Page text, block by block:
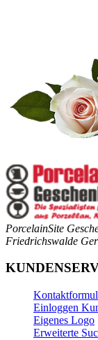
PorcelainSite
Friedrichswalde
Einloggen
Eigenes Logo
Erweiterte